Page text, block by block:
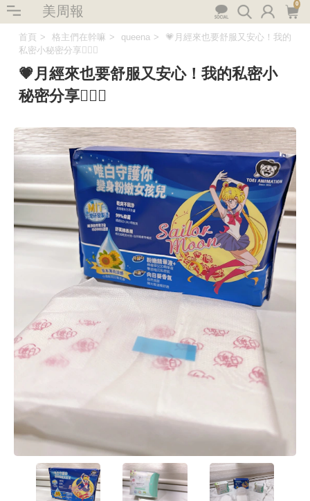
美周報 0
首頁 格主們在幹嘛 queena
💗月經來也要舒服又安心！我的
私密小秘密分享🧚‍♀️✨
💗月經來也要舒服又安心！我的私密小
秘密分享🧚‍♀️✨